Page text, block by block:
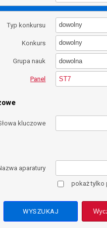
Typ konkursu dowolny
Konkurs dowolny
Grupa nauk dowolna
Panel ST7
kluczowe
aparatury
pokaż tylko